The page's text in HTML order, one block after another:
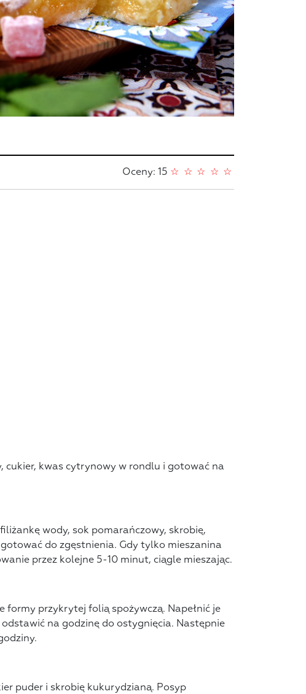
Oceny: 15 ☆
☆
☆
☆
☆
cukier, kwas cytrynowy w rondlu i gotować na
wody, sok pomarańczowy, skrobię,
do zgęstnienia. Gdy tylko mieszanina
przez kolejne 5-10 minut, ciągle mieszając.
formy przykrytej folią spożywczą. Napełnić je
na godzinę do ostygnięcia. Następnie
puder i skrobię kukurydzianą. Posyp